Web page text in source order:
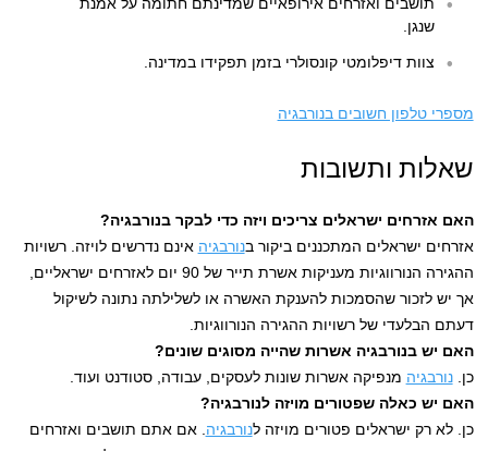
תושבים ואזרחים אירופאיים שמדינתם חתומה על אמנת
שנגן.
צוות דיפלומטי קונסולרי בזמן תפקידו במדינה.
מספרי טלפון חשובים בנורבגיה
שאלות ותשובות
האם אזרחים ישראלים צריכים ויזה כדי לבקר בנורבגיה?
אזרחים ישראלים המתכננים ביקור בנורבגיה אינם נדרשים לויזה. רשויות
ההגירה הנורווגיות מעניקות אשרת תייר של 90 יום לאזרחים ישראליים,
אך יש לזכור שהסמכות להענקת האשרה או לשלילתה נתונה לשיקול
דעתם הבלעדי של רשויות ההגירה הנורווגיות.
האם יש בנורבגיה אשרות שהייה מסוגים שונים?
כן.נורבגיה מנפיקה אשרות שונות לעסקים, עבודה, סטודנט ועוד.
האם יש כאלה שפטורים מויזה לנורבגיה?
כן. לא רק ישראלים פטורים מויזה לנורבגיה. אם אתם תושבים ואזרחים